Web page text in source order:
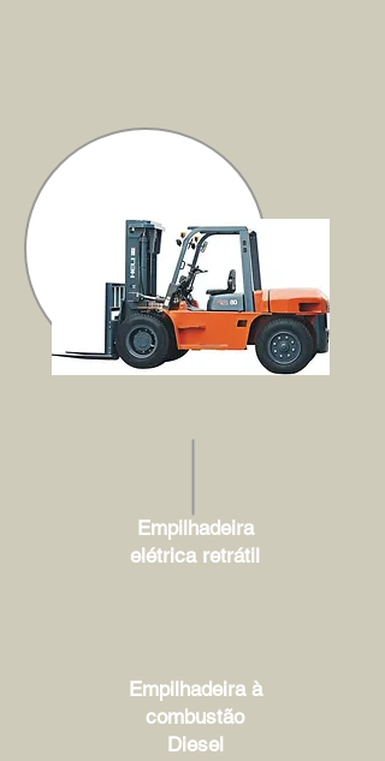
Empilhadeira
elétrica retrátil
Empilhadeira à
combustão
Diesel